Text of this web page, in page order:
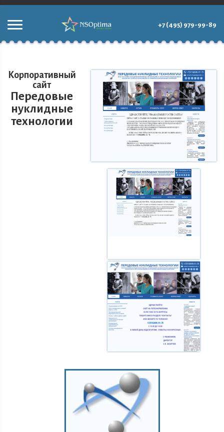
+7 (495) 979-99-89
Корпоративный
сайт
Передовые
нуклидные
технологии